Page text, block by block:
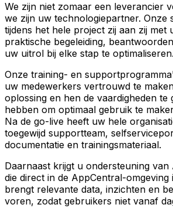
We zijn niet zomaar een leverancier
we zijn uw technologiepartner. Onze
tijdens het hele project zij aan zij met
praktische begeleiding,
uw uitrol bij elke stap te optimaliseren.
Onze training- en
uw medewerkers vertrouwd te
oplossing en hen de vaardigheden te
hebben om optimaal gebruik te
Na de go-live heeft uw hele
toegewijd supportteam,
documentatie en trainingsmateriaal.
Daarnaast krijgt u ondersteuning
die direct in de AppCentral-omgeving
brengt relevante data, inzichten en
voren, zodat gebruikers niet vanaf